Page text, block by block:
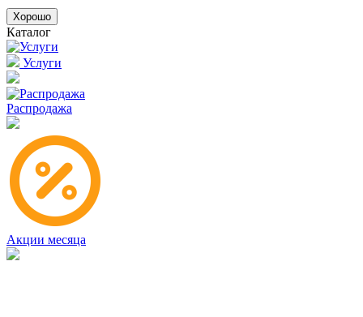
Хорошо
Каталог
Услуги
Распродажа
Акции месяца